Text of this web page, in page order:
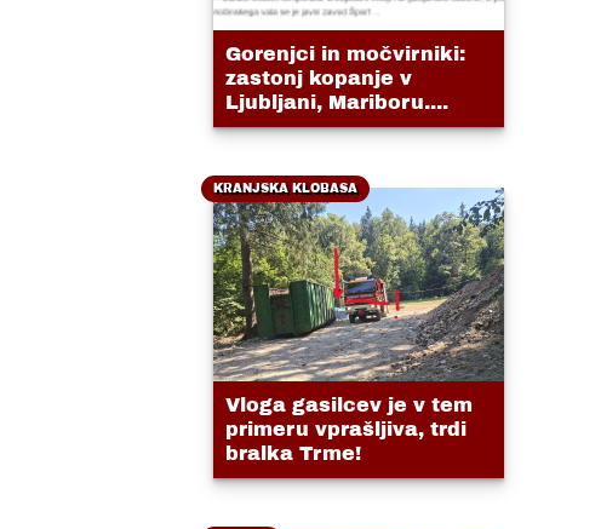
Gorenjci in močvirniki:
zastonj kopanje v
Ljubljani, Mariboru....
KRANJSKA KLOBASA
Vloga gasilcev je v tem
primeru vprašljiva, trdi
bralka Trme!